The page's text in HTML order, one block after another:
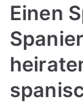
Einen